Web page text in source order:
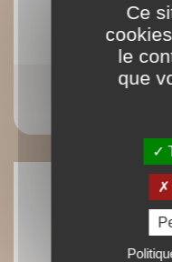
Grand traité
Ce
le
que